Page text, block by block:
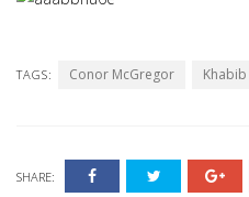
TAGS: Conor McGregor
SHARE: